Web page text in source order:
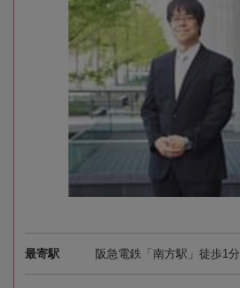
最寄駅 阪急電鉄「南方駅」徒歩1分